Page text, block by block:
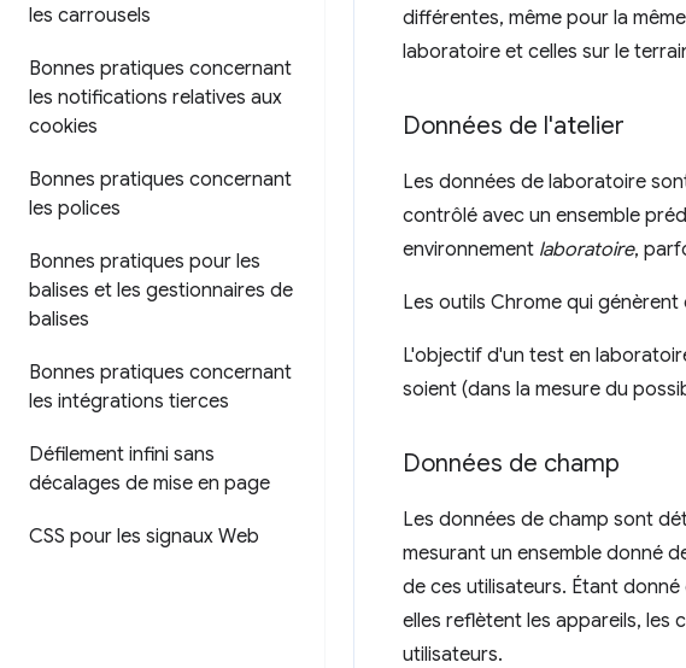
les carrousels
Bonnes pratiques concernant
les notifications relatives aux
cookies
Bonnes pratiques concernant
les polices
Bonnes pratiques pour les
balises et les gestionnaires de
balises
Bonnes pratiques concernant
les intégrations tierces
Défilement infini sans
décalages de mise en page
CSS pour les signaux Web
différentes, même pour la
laboratoire et celles sur le
Données de l'atelier
Les données de laboratoire
contrôlé avec un ensemble
environnement laboratoire,
Les outils Chrome qui
L'objectif d'un test en
soient (dans la mesure du
Données de champ
Les données de champ sont
mesurant un ensemble donné
de ces utilisateurs. Étant
elles reflètent les appareils, les
utilisateurs.